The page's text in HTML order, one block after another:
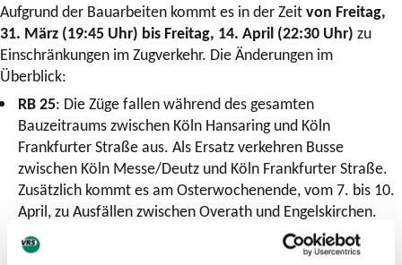
Aufgrund der Bauarbeiten kommt es in der Zeitvon Freitag,
31. März (19:45 Uhr) bis Freitag, 14. April (22:30 Uhr) zu
Einschränkungen im Zugverkehr. Die Änderungen im
Überblick:
RB 25: Die Züge fallen während des gesamten
Bauzeitraums zwischen Köln Hansaring und Köln
Frankfurter Straße aus. Als Ersatz verkehren Busse
zwischen Köln Messe/Deutz und Köln Frankfurter Straße.
Zusätzlich kommt es am Osterwochenende, vom 7. bis 10.
April, zu Ausfällen zwischen Overath und Engelskirchen.
Auch hier wird ein Schienenersatzverkehr mit Bussen
eingerichtet.